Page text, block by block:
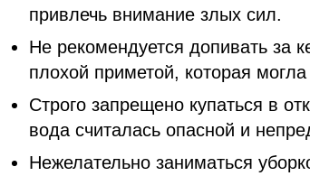
привлечь внимание злых сил.
Не рекомендуется допивать за
плохой приметой, которая
Строго запрещено купаться в
вода считалась опасной и
Нежелательно заниматься